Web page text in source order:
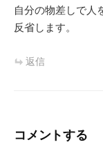
自分の物差しで人
反省します。
返信
コメントする